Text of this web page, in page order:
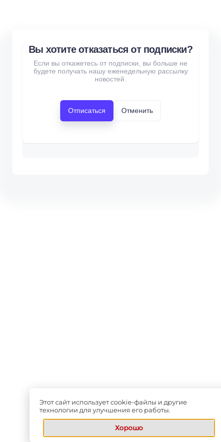
Вы хотите отказаться от подписки?
Если вы откажетесь от подписки, вы больше не
будете получать нашу еженедельную рассылку
новостей.
Отписаться Отменить
Этот сайт использует cookie-файлы и другие
технологии для улучшения его работы.
Хорошо